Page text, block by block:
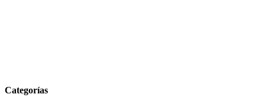
Categorías